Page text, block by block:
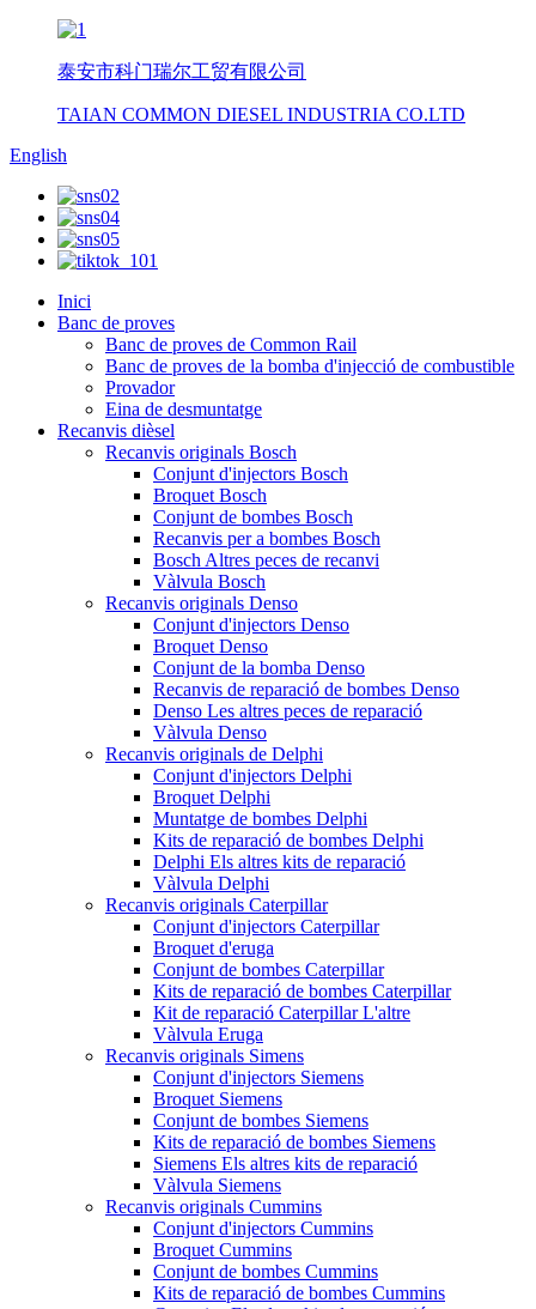
泰安市科门瑞尔工贸有限公司
TAIAN COMMON DIESEL INDUSTRIA CO.LTD
English
Inici
Banc de proves
Banc de proves de Common Rail
Banc de proves de la bomba d'injecció de combustible
Provador
Eina de desmuntatge
Recanvis dièsel
Recanvis originals Bosch
Conjunt d'injectors Bosch
Broquet Bosch
Conjunt de bombes Bosch
Recanvis per a bombes Bosch
Bosch Altres peces de recanvi
Vàlvula Bosch
Recanvis originals Denso
Conjunt d'injectors Denso
Broquet Denso
Conjunt de la bomba Denso
Recanvis de reparació de bombes Denso
Denso Les altres peces de reparació
Vàlvula Denso
Recanvis originals de Delphi
Conjunt d'injectors Delphi
Broquet Delphi
Muntatge de bombes Delphi
Kits de reparació de bombes Delphi
Delphi Els altres kits de reparació
Vàlvula Delphi
Recanvis originals Caterpillar
Conjunt d'injectors Caterpillar
Broquet d'eruga
Conjunt de bombes Caterpillar
Kits de reparació de bombes Caterpillar
Kit de reparació Caterpillar L'altre
Vàlvula Eruga
Recanvis originals Simens
Conjunt d'injectors Siemens
Broquet Siemens
Conjunt de bombes Siemens
Kits de reparació de bombes Siemens
Siemens Els altres kits de reparació
Vàlvula Siemens
Recanvis originals Cummins
Conjunt d'injectors Cummins
Broquet Cummins
Conjunt de bombes Cummins
Kits de reparació de bombes Cummins